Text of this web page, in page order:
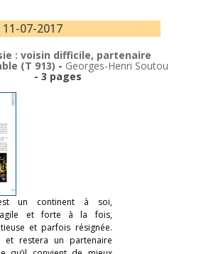
07-2017
: voisin difficile, partenaire
(T 913) - Georges-Henri Soutou
- 3 pages
un continent à soi,
et forte à la fois,
et parfois résignée.
et restera un partenaire